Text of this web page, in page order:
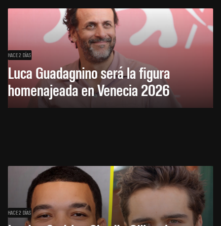
HACE 2 DÍAS
Luca Guadagnino será la figura
homenajeada en Venecia 2026
HACE 2 DÍAS